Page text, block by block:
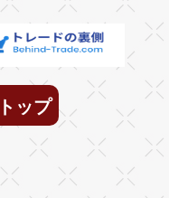
トップ